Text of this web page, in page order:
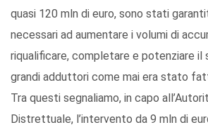
quasi 120 mln di euro, sono stati
necessari ad aumentare i volumi di
riqualificare, completare e potenziare il
grandi adduttori come mai era stato
Tra questi segnaliamo, in capo
Distrettuale, l’intervento da 9 mln di